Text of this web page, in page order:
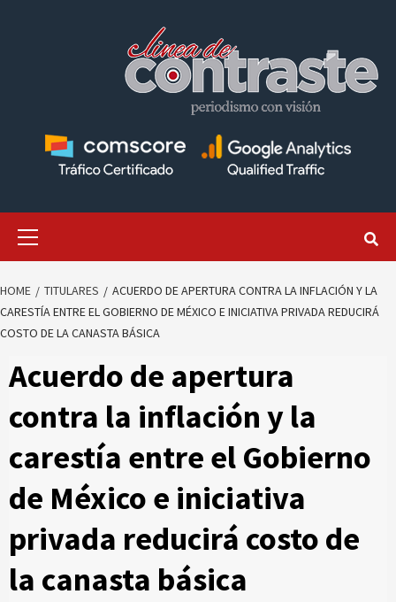
HOME TITULARES
ACUERDO DE APERTURA CONTRA LA INFLACIÓN Y LA
CARESTÍA ENTRE EL GOBIERNO DE MÉXICO E INICIATIVA PRIVADA REDUCIRÁ
COSTO DE LA CANASTA BÁSICA
Acuerdo de apertura
contra la inflación y la
carestía entre el Gobierno
de México e iniciativa
privada reducirá costo de
la canasta básica